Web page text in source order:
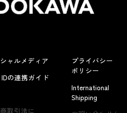
よくあるお問い合わせ
ャルメディア
IDの連携ガイド
取引法に
プライバシー
ポリシー
International
Shipping